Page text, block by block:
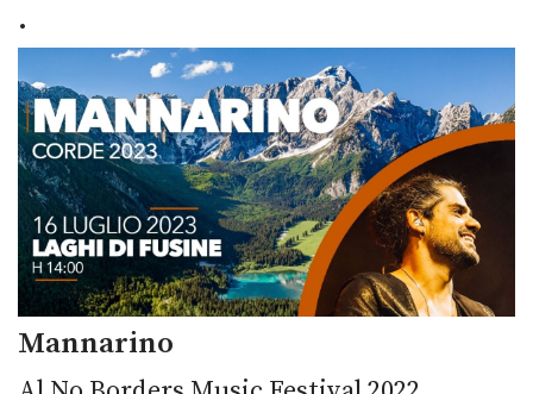
.
Mannarino